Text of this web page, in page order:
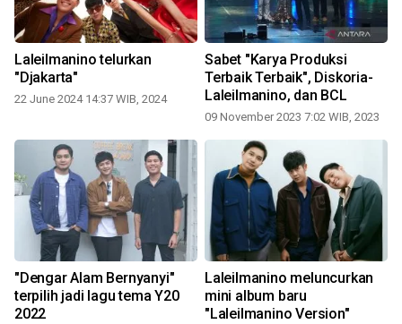
Laleilmanino telurkan
"Djakarta"
22 June 2024 14:37 WIB, 2024
Sabet "Karya Produksi
Terbaik Terbaik", Diskoria-
Laleilmanino, dan BCL
09 November 2023 7:02 WIB, 2023
"Dengar Alam Bernyanyi"
terpilih jadi lagu tema Y20
2022
Laleilmanino meluncurkan
mini album baru
"Laleilmanino Version"